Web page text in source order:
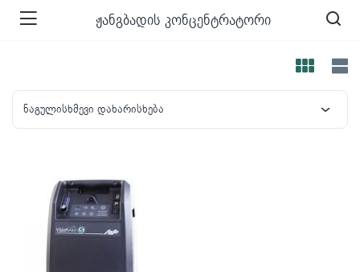
ჟანგბადის კონცენტრატორი
ნაგულისხმევი დახარისხება